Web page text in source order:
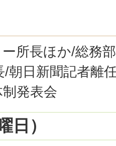
所長ほか/総務
/朝日新聞記者離
発表会
日）